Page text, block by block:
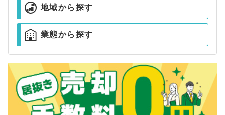
地域から探す
業態から探す